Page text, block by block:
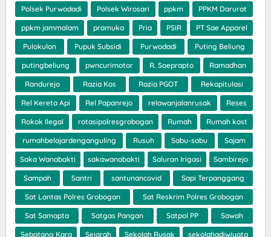
Polsek Purwodadi Polsek Wirosari ppkm PPKM Darurat
ppkm jammalam pramuka Pria PSIR PT Sae Apparel
Pulokulon Pupuk Subsidi Purwodadi Puting Beliung
putingbeliung pwncurimotor R. Soeprapto Ramadhan
Randurejo Razia Kos Razia PGOT Rekapitulasi
Rel Kereta Api Rel Papanrejo relawanjalanrusak Reses
Rokok Ilegal rotasipolresgrobogan Rumah Rumah kost
rumahbelajardenganguling Rusuh Sabu-sabu Sajam
Saka Wanabakti sakawanabakti Saluran Irigasi Sambirejo
Sampah Santri santunancovid Sapi Terpanggang
Sat Lantas Polres Grobogan Sat Reskrim Polres Grobogan
Sat Samapta Satgas Pangan Satpol PP Sawah
Sebatang Kara Sejarah Sekolah Rusak sekolahadiwiyata